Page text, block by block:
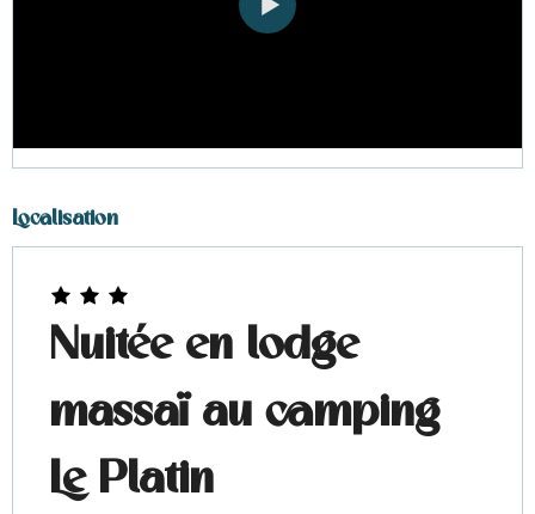
Localisation
Nuitée en lodge
massaï au camping
Le Platin